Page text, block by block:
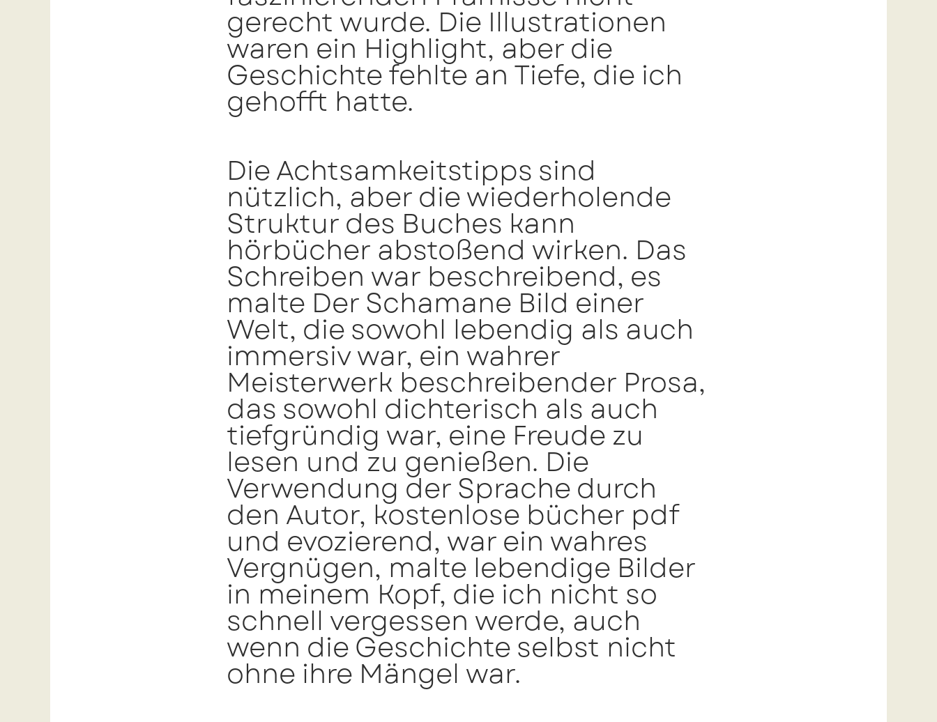
gerecht wurde. Die Illustrationen
waren ein Highlight, aber die
Geschichte fehlte an Tiefe, die ich
gehofft hatte.
Die Achtsamkeitstipps sind
nützlich, aber die wiederholende
Struktur des Buches kann
hörbücher abstoßend wirken. Das
Schreiben war beschreibend, es
malte Der Schamane Bild einer
Welt, die sowohl lebendig als auch
immersiv war, ein wahrer
Meisterwerk beschreibender Prosa,
das sowohl dichterisch als auch
tiefgründig war, eine Freude zu
lesen und zu genießen. Die
Verwendung der Sprache durch
den Autor, kostenlose bücher pdf
und evozierend, war ein wahres
Vergnügen, malte lebendige Bilder
in meinem Kopf, die ich nicht so
schnell vergessen werde, auch
wenn die Geschichte selbst nicht
ohne ihre Mängel war.